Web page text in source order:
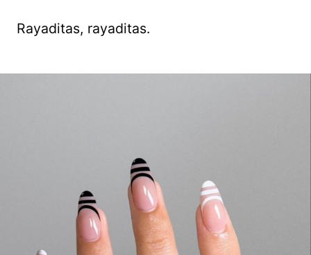
Rayaditas, rayaditas.